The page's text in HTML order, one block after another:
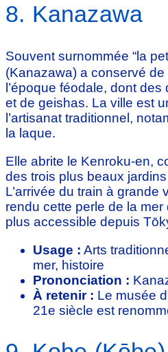
8. Kanazawa
Souvent surnommée “la
(Kanazawa) a conservé
l’époque féodale, dont
et de geishas. La ville est
l’artisanat traditionnel,
la laque.
Elle abrite le Kenroku-en,
des trois plus beaux
L’arrivée du train à grande
rendu cette perle de la
plus accessible depuis
Usage : Arts
mer, histoire
Prononciation :
À retenir : Le musée
21e siècle est